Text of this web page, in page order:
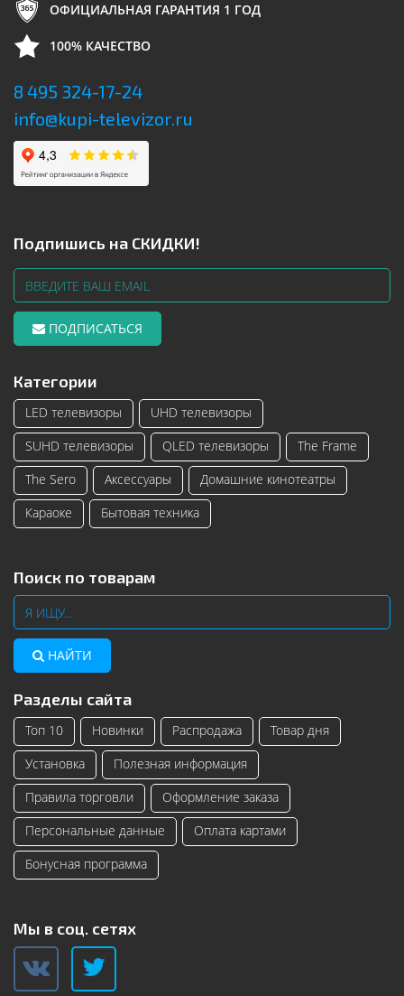
ОФИЦИАЛЬНАЯ ГАРАНТИЯ 1 ГОД
100% КАЧЕСТВО
8 495 324-17-24
info@kupi-televizor.ru
Подпишись на СКИДКИ!
ПОДПИСАТЬСЯ
Категории
LED телевизоры
UHD телевизоры
SUHD телевизоры
QLED телевизоры
The Frame
The Sero
Аксессуары
Домашние кинотеатры
Караоке
Бытовая техника
Поиск по товарам
НАЙТИ
Разделы сайта
Топ 10 Новинки Распродажа
Товар дня
Установка
Полезная информация
Правила торговли
Оформление заказа
Персональные данные
Оплата картами
Бонусная программа
Мы в соц. сетях